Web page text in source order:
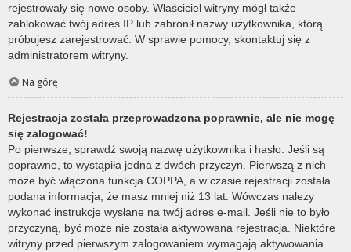
rejestrowały się nowe osoby. Właściciel witryny mógł także
zablokować twój adres IP lub zabronił nazwy użytkownika, którą
próbujesz zarejestrować. W sprawie pomocy, skontaktuj się z
administratorem witryny.
Na górę
Rejestracja została przeprowadzona poprawnie, ale nie mogę
się zalogować!
Po pierwsze, sprawdź swoją nazwę użytkownika i hasło. Jeśli są
poprawne, to wystąpiła jedna z dwóch przyczyn. Pierwszą z nich
może być włączona funkcja COPPA, a w czasie rejestracji została
podana informacja, że masz mniej niż 13 lat. Wówczas należy
wykonać instrukcje wysłane na twój adres e-mail. Jeśli nie to było
przyczyną, być może nie została aktywowana rejestracja. Niektóre
witryny przed pierwszym zalogowaniem wymagają aktywowania